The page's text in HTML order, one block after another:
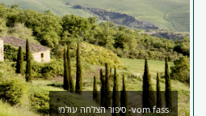
vom fass- סיפור הצלחה עולמי